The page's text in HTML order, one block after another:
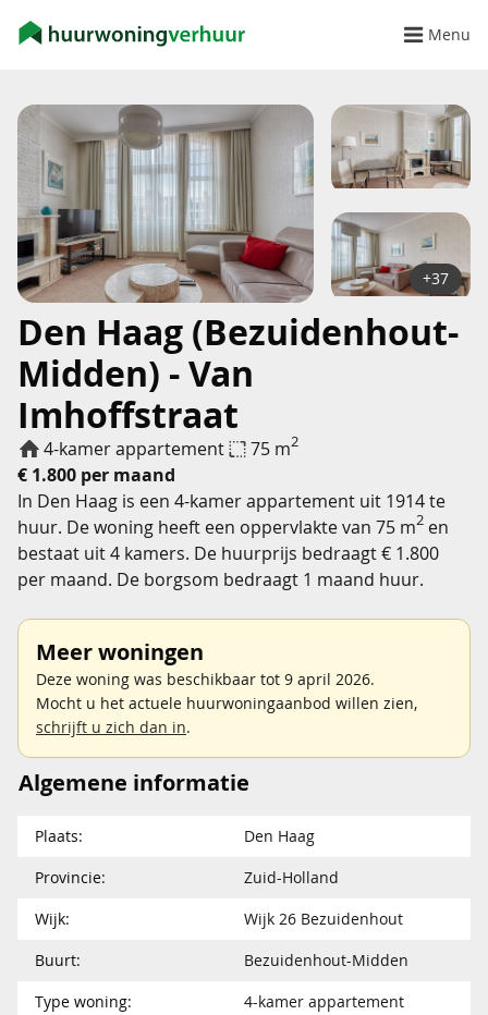
Menu
Den Haag (Bezuidenhout-
Midden) - Van
Imhoffstraat
4-kamer appartement 75 m2
€ 1.800 per maand
+37
In Den Haag is een 4-kamer appartement uit 1914 te
huur. De woning heeft een oppervlakte van 75 m2 en
bestaat uit 4 kamers. De huurprijs bedraagt € 1.800
per maand. De borgsom bedraagt 1 maand huur.
Meer woningen
Deze woning was beschikbaar tot 9 april 2026.
Mocht u het actuele huurwoningaanbod willen zien,
schrijft u zich dan in.
Algemene informatie
Plaats:
Den Haag
Provincie:
Zuid-Holland
Wijk:
Wijk 26 Bezuidenhout
Buurt:
Bezuidenhout-Midden
Type woning:
4-kamer appartement